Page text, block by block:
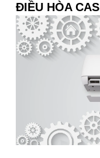
ĐIỀU HÒA